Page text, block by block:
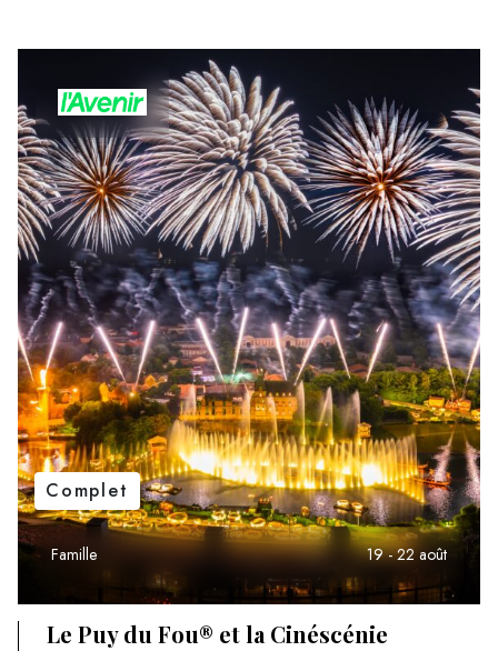
Complet
Famille 19 - 22 août
Le Puy du Fou® et la Cinéscénie